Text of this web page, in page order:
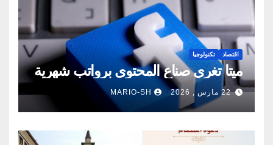
اقتصاد تكنولوجيا
ميتا تغري صناع المحتوى برواتب شهرية
22 مارس , 2026 MARIO-SH